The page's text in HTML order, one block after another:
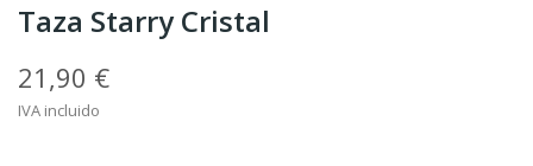
Taza Starry Cristal
21,90 €
IVA incluido